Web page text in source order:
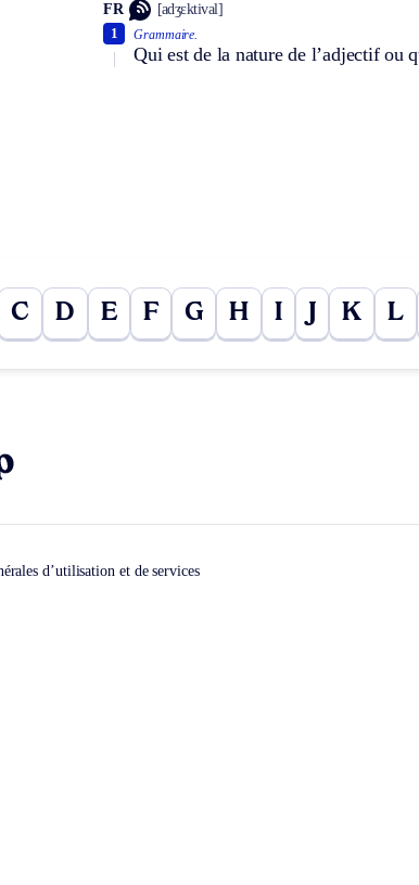
FR [adʒɛktival]
Grammaire.
Qui est de la nature de l’adjectif ou
1
C D E F G H I K L
d’utilisation et de services